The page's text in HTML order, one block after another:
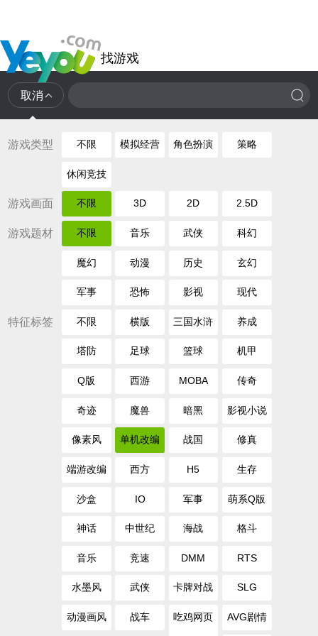
找游戏
取消
游戏类型 不限 模拟经营 角色扮演 策略
休闲竞技
游戏画面 不限 3D 2D 2.5D
游戏题材 不限 音乐 武侠 科幻
魔幻 动漫 历史 玄幻
军事 恐怖 影视 现代
特征标签 不限 横版 三国水浒 养成
塔防 足球 篮球 机甲
Q版 西游 MOBA 传奇
奇迹 魔兽 暗黑 影视小说
像素风 单机改编 战国 修真
端游改编 西方 H5 生存
沙盒 IO 军事 萌系Q版
神话 中世纪 海战 格斗
音乐 竞速 DMM RTS
水墨风 武侠 卡牌对战 SLG
动漫画风 战车 吃鸡网页 AVG剧情